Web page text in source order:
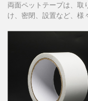
両面ペットテープは、取
け、密閉、設置など、様
久的に接着するため、目
いことが多いです。
は、Duck、Scotch、3M
ブランドから、様々な用
応する様々なサイズのテ